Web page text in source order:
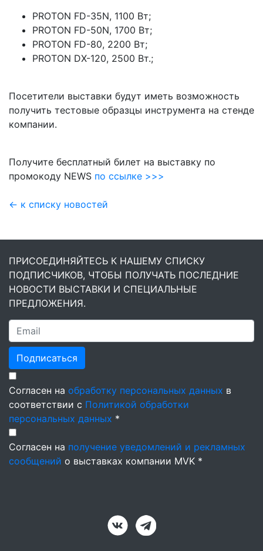
PROTON FD-35N, 1100 Вт;
PROTON FD-50N, 1700 Вт;
PROTON FD-80, 2200 Вт;
PROTON DX-120, 2500 Вт.;
Посетители выставки будут иметь возможность
получить тестовые образцы инструмента на стенде
компании.
Получите бесплатный билет на выставку по
промокоду NEWS по ссылке >>>
← к списку новостей
ПРИСОЕДИНЯЙТЕСЬ К НАШЕМУ СПИСКУ
ПОДПИСЧИКОВ, ЧТОБЫ ПОЛУЧАТЬ ПОСЛЕДНИЕ
НОВОСТИ ВЫСТАВКИ И СПЕЦИАЛЬНЫЕ
ПРЕДЛОЖЕНИЯ.
Подписаться
Согласен на обработку персональных данных в
соответствии с Политикой обработки
персональных данных *
Согласен на получение уведомлений и рекламных
сообщений о выставках компании MVK *